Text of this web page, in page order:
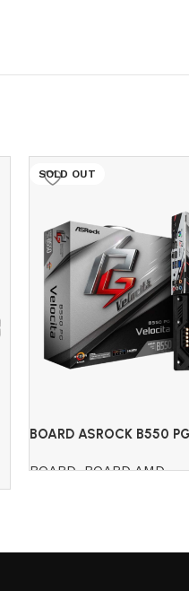
SOLD OUT
BOARD ASROCK B550
BOARD,BOARD AMD